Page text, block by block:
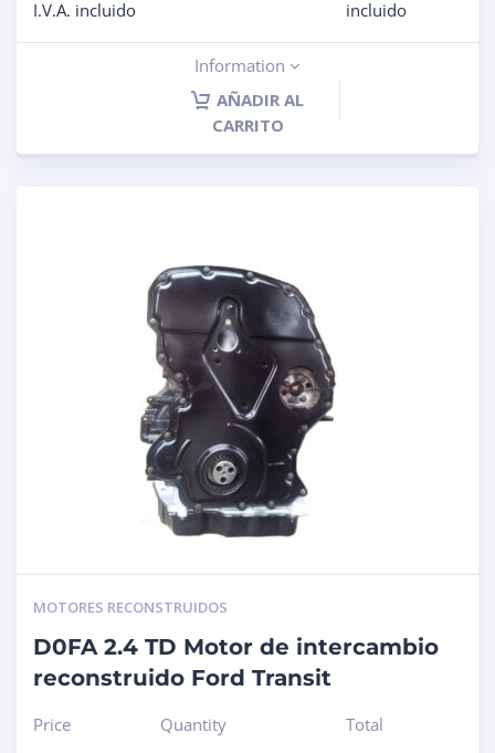
I.V.A. incluido incluido
Information
AÑADIR AL
CARRITO
MOTORES RECONSTRUIDOS
D0FA 2.4 TD Motor de intercambio
reconstruido Ford Transit
Price
Quantity
Total